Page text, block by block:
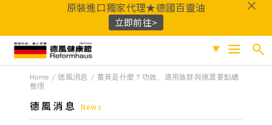
原裝進口獨家代理★德國百靈油
立即前往>
搜尋
熱門搜尋
Home 德風消息
薑黃是什麼？功效、適用族群與挑選要點總
整理
德風消息 News
促銷專區
人氣商品